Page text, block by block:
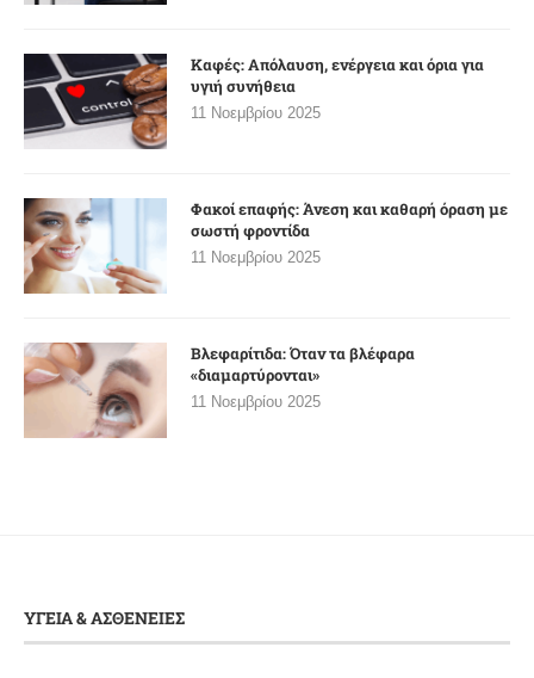
Καφές: Απόλαυση, ενέργεια και όρια για
υγιή συνήθεια
11 Νοεμβρίου 2025
Φακοί επαφής: Άνεση και καθαρή όραση με
σωστή φροντίδα
11 Νοεμβρίου 2025
Βλεφαρίτιδα: Όταν τα βλέφαρα
«διαμαρτύρονται»
11 Νοεμβρίου 2025
ΥΓΕΙΑ & ΑΣΘΕΝΕΙΕΣ